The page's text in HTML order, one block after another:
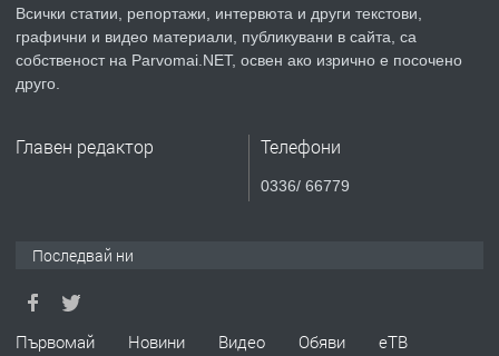
преди 1 година
ПРЕДЛАГА Уроци по Математика
Всички статии, репортажи, интервюта и други текстови,
графични и видео материали, публикувани в сайта, са
собственост на Parvomai.NET, освен ако изрично е посочено
друго.
Главен редактор Телефони
0336/ 66779
Последвай ни
Първомай Новини Видео Обяви
еТВ